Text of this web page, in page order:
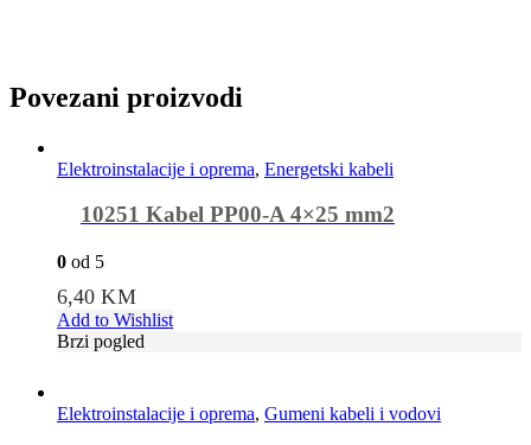
Povezani proizvodi
Elektroinstalacije i oprema, Energetski kabeli
10251 Kabel PP00-A 4×25 mm2
0 od 5
6,40KM
Add to Wishlist
Brzi pogled
Elektroinstalacije i oprema, Gumeni kabeli i vodovi